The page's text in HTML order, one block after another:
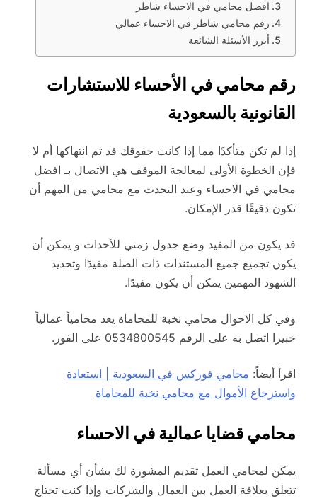
افضل محامي في الاحساء شاطر
رقم محامي شاطر في الاحساء عمالي
أبرز الأسئلة الشائعة
رقم محامي في الأحساء للاستشارات
القانونية بالسعودية
إذا لم تكن متأكدًا مما إذا كانت حقوقك قد تم انتهاكها أم لا
فإن الخطوة الأولى لمعالجة الموقف هي الاتصال بـ افضل
محامي في الاحساء وعند التحدث مع محامي من المهم أن
تكون دقيقًا قدر الإمكان.
قد يكون من المفيد وضع جدول زمني للأحداث و يمكن أن
يكون تجميع جميع المستندات ذات الصلة مفيدًا وتحديد
الشهود المهمين يمكن أن يكون مفيدًا.
وفي كل الاحوال محامي نخبة للمحاماة يعد محامياً عمالياً
خبيرا اتصل به على الرقم 0534800545 على الفور.
اقرأ أيضاً: محامي فوركس في السعودية | استعادة
واسترجاع الأموال مع محامي نخبة للمحاماة
محامي قضايا عمالية في الاحساء
يمكن لمحامي العمل تقديم المشورة لك بشأن أي مسألة
تتعلق بعلاقة العمل بين العمال والشركات وإذا كنت تحتاج